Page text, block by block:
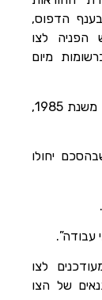
הדפוס,
הפניה לצו
ברשומות מיום
כך לדוגמה, בעניין חופשה קובע צו ההרחבה משנת 1985,
שנתית שבסעיף י”ג(1) שבהסכם יחולו
לצו
את התנאים של הצו